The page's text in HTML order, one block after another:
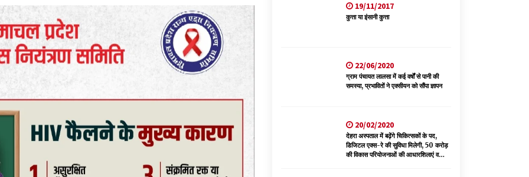
जांच की मांग, भाजपा ने कहा- “हर पैसे का हिसाब जनता को
मिले”
05/08/2026
के खिलाफ कल शिमला में प्रदर्शन, मानसून सत्र में सरकार
को घेरने की तैयारी
हिमाचल सरकार लाएगी नई “स्वास्थ्य बीमा नीति”, गरीब
परिवारों के लिए उपलब्ध होगी बेहतरीन उपचार सुविधा- CM
नीतियों को धरातल पर उतारने के लिए सरकार प्रतिबद्ध
04/08/2026
19/11/2017
कुत्ता या इंसानी कुत्ता
22/06/2020
ग्राम पंचायत लालसा में कई वर्षों से पानी की
समस्या, प्रभावितों ने एक्सीयन को सौंपा ज्ञापन
20/02/2020
देहरा अस्पताल में बढ़ेंगे चिकित्सकों के पद,
डिजिटल एक्स-रे की सुविधा मिलेगी, 50 करोड़
की विकास परियोजनाओं की आधारशिलाएं व